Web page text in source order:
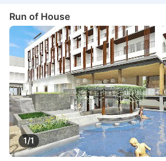
Run of House
1/1